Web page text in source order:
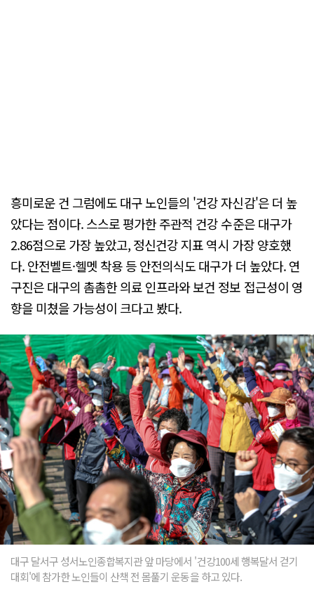
흥미로운 건 그럼에도 대구 노인들의 '건강 자신감'은 더 높
았다는 점이다. 스스로 평가한 주관적 건강 수준은 대구가
2.86점으로 가장 높았고, 정신건강 지표 역시 가장 양호했
다. 안전벨트·헬멧 착용 등 안전의식도 대구가 더 높았다. 연
구진은 대구의 촘촘한 의료 인프라와 보건 정보 접근성이 영
향을 미쳤을 가능성이 크다고 봤다.
대구 달서구 성서노인종합복지관 앞 마당에서 '건강100세 행복달서 걷기
대회'에 참가한 노인들이 산책 전 몸풀기 운동을 하고 있다.